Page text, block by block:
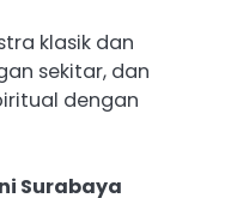
klasik dan
sekitar, dan
dengan
Surabaya